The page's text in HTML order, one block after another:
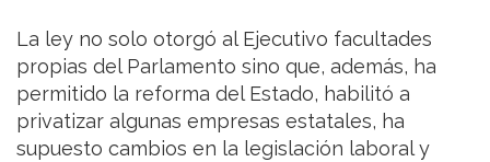
La ley no solo otorgó al Ejecutivo facultades
propias del Parlamento sino que, además, ha
permitido la reforma del Estado, habilitó a
privatizar algunas empresas estatales, ha
supuesto cambios en la legislación laboral y